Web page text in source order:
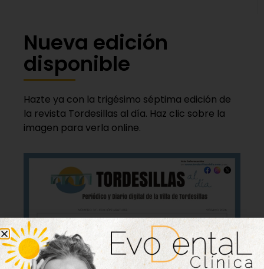
Nueva edición
disponible
Hazte ya con la trigésimo séptima edición de
la revista Tordesillas al día. Haz clic sobre la
imagen para verla online.